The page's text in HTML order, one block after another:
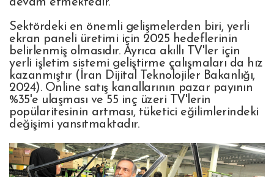
devam etmektedir.
Sektördeki en önemli gelişmelerden biri, yerli
ekran paneli üretimi için 2025 hedeflerinin
belirlenmiş olmasıdır. Ayrıca akıllı TV'ler için
yerli işletim sistemi geliştirme çalışmaları da hız
kazanmıştır (İran Dijital Teknolojiler Bakanlığı,
2024). Online satış kanallarının pazar payının
%35'e ulaşması ve 55 inç üzeri TV'lerin
popülaritesinin artması, tüketici eğilimlerindeki
değişimi yansıtmaktadır.